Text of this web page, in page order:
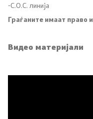
-С.О.С. линија
Граѓаните имаат право
Видео материјали